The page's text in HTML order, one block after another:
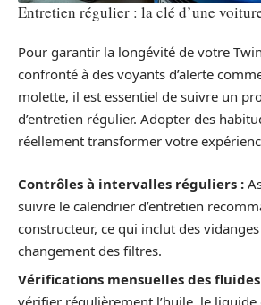
Entretien régulier : la clé d’une
Pour garantir la longévité de votre
confronté à des voyants d’alerte
molette, il est essentiel de suivre un
d’entretien régulier. Adopter des
réellement transformer votre
Contrôles à intervalles réguliers :
suivre le calendrier d’entretien
constructeur, ce qui inclut des
changement des filtres.
Vérifications mensuelles des